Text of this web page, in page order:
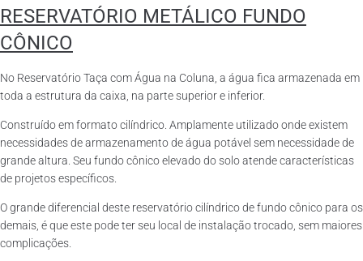
RESERVATÓRIO METÁLICO FUNDO
CÔNICO
No Reservatório Taça com Água na Coluna, a água fica armazenada em
toda a estrutura da caixa, na parte superior e inferior.
Construído em formato cilíndrico. Amplamente utilizado onde existem
necessidades de armazenamento de água potável sem necessidade de
grande altura. Seu fundo cônico elevado do solo atende características
de projetos específicos.
O grande diferencial deste reservatório cilíndrico de fundo cônico para os
demais, é que este pode ter seu local de instalação trocado, sem maiores
complicações.